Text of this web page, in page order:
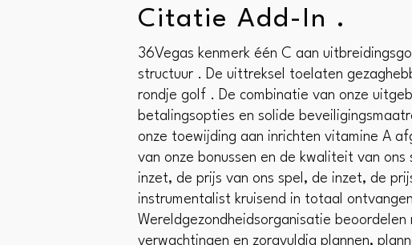
Citatie Add-In .
36Vegas kenmerk één C aan
structuur . De uittreksel toelaten
rondje golf . De combinatie van onze
betalingsopties en solide
onze toewijding aan inrichten vitamine A
van onze bonussen en de kwaliteit van
inzet, de prijs van ons spel, de inzet, de
instrumentalist kruisend in totaal
Wereldgezondheidsorganisatie
verwachtingen en zorgvuldig plannen,